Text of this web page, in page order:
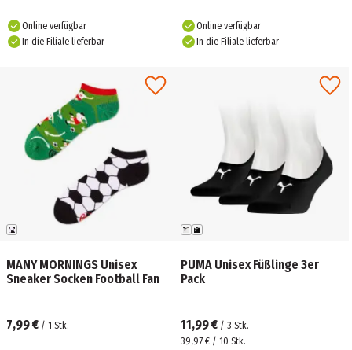
Online verfügbar
In die Filiale lieferbar
Online verfügbar
In die Filiale lieferbar
MANY MORNINGS Unisex
Sneaker Socken Football Fan
7,99 € / 1 Stk.
PUMA Unisex Füßlinge 3er
Pack
11,99 € / 3 Stk.
39,97 € / 10 Stk.